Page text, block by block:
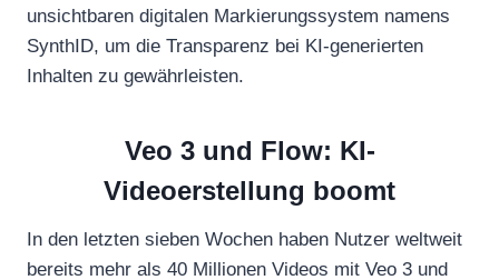
unsichtbaren digitalen Markierungssystem namens
SynthID, um die Transparenz bei KI-generierten
Inhalten zu gewährleisten.
Veo 3 und Flow: KI-
Videoerstellung boomt
In den letzten sieben Wochen haben Nutzer weltweit
bereits mehr als 40 Millionen Videos mit Veo 3 und